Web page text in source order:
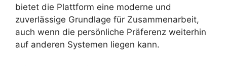
bietet die Plattform eine moderne und
zuverlässige Grundlage für Zusammenarbeit,
auch wenn die persönliche Präferenz weiterhin
auf anderen Systemen liegen kann.